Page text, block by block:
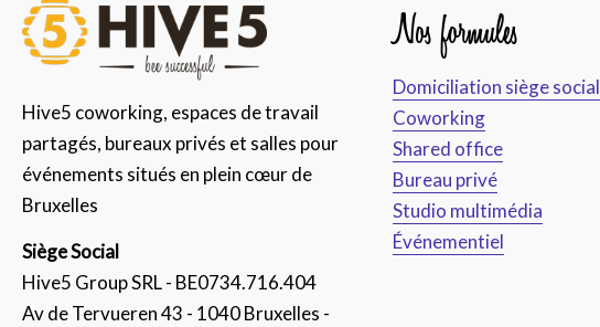
Hive5 coworking, espaces de travail
partagés, bureaux privés et salles pour
événements situés en plein cœur de
Bruxelles
Siège Social
Hive5 Group SRL - BE0734.716.404
Av de Tervueren 43 - 1040 Bruxelles -
Nos formules
Domiciliation siège social
Coworking
Shared office
Bureau privé
Studio multimédia
Événementiel